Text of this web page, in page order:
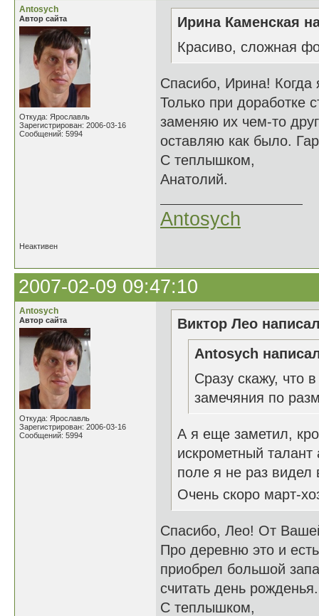
Antosych
Автор сайта
Откуда: Ярославль
Зарегистрирован: 2006-03-16
Сообщений: 5994
Ирина Каменская
Красиво, сложная
Спасибо, Ирина!
Только при доработке
заменяю их чем-то
оставляю как было.
С теплышком,
Анатолий.
Antosych
Неактивен
2007-02-09 09:47:10
Antosych
Автор сайта
Откуда: Ярославль
Зарегистрирован: 2006-03-16
Сообщений: 5994
Виктор Лео
Antosych
Сразу скажу, что
замечяния по
А я еще заметил,
искрометный талант
поле я не раз
Очень скоро март-
Спасибо, Лео! От
Про деревню это и
приобрел большой
считать день
С теплышком,